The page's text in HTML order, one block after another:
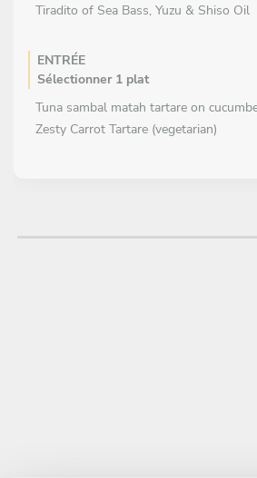
Tiradito of Sea Bass, Yuzu & Shiso Oil
ENTRÉE
Sélectionner 1 plat
Tuna sambal matah tartare on
Zesty Carrot Tartare (vegetarian)